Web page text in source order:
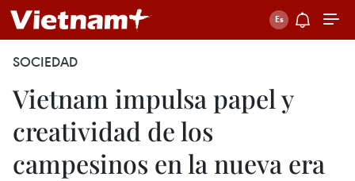
SOCIEDAD
Vietnam impulsa papel y
creatividad de los
campesinos en la nueva era